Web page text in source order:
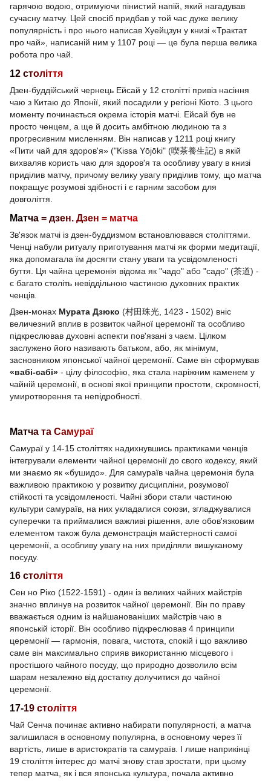
гарячою водою, отримуючи пінистий напій, який нагадував
сучасну матчу. Цей спосіб придбав у той час дуже велику
популярність і про нього написав Хуейцзун у книзі «Трактат
про чай», написаній ним у 1107 році — це була перша велика
робота про чай.
12 століття
Дзен-буддійський чернець Ейсай у 12 столітті привіз насіння
чаю з Китаю до Японії, який посадили у регіоні Кіото. З цього
моменту починається окрема історія матчі. Ейсай був не
просто ченцем, а ще й досить амбітною людиною та з
прогресивним мисленням. Він написав у 1211 році книгу
«Пити чай для здоров'я» ("Kissa Yōjōki" (喫茶養生記) в якій
вихваляв користь чаю для здоров'я та особливу увагу в книзі
приділив матчу, причому велику увагу приділив тому, що матча
покращує розумові здібності і є гарним засобом для
довголіття.
Матча = дзен. Дзен = матча
Зв'язок матчі із дзен-буддизмом встановлювався століттями.
Ченці набули ритуалу приготування матчі як форми медитації,
яка допомагала їм досягти стану уваги та усвідомленості
буття. Ця чайна церемонія відома як "чадо" або "садо" (茶道) -
є багато століть невіддільною частиною духовних практик
ченців.
Дзен-монах Мурата Дзюко (村田珠光, 1423 - 1502) вніс
величезний вплив в розвиток чайної церемонії та особливо
підкреслював духовні аспекти пов'язані з чаєм. Цілком
заслужено його називають батьком, або, як мінімум,
засновником японської чайної церемонії. Саме він сформував
«вабі-сабі» - цілу філософію, яка стала наріжним каменем у
чайній церемонії, в основі якої принципи простоти, скромності,
умиротворення та непідробності.
Матча та Самураї
Самураї у 14-15 століттях надихнувшись практиками ченців
інтегрували елементи чайної церемонії до свого кодексу, який
ми знаємо як «бушидо». Для самураїв чайна церемонія була
важливою практикою у розвитку дисципліни, розумової
стійкості та усвідомленості. Чайні збори стали частиною
культури самураїв, на них укладалися союзи, згладжувалися
суперечки та приймалися важливі рішення, але обов'язковим
елементом також була демонстрація майстерності самої
церемонії, а особливу увагу на них приділяли вишуканому
посуду.
16 століття
Сен но Ріко (1522-1591) - один із великих чайних майстрів
значно вплинув на розвиток чайної церемонії. Він по праву
вважається одним із найшанованіших майстрів чаю в
японській історії. Він особливо підкреслював 4 принципи
церемонії — гармонія, повага, чистота, спокій і що важливо
саме він максимально сприяв використанню місцевого і
простішого чайного посуду, що природно дозволило всім
шарам незалежно від достатку долучитися до чайної
церемонії.
17-19 століття
Чай Сенча починає активно набирати популярності, а матча
залишилася в основному популярна, в основному через її
вартість, лише в аристократів та самураїв. І лише наприкінці
19 століття інтерес до матчі знову став зростати, при цьому
тепер матча, як і вся японська культура, почала активно